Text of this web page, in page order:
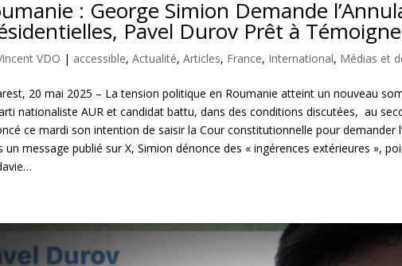
: George Simion Demande
Pavel Durov Prêt à
VDO | accessible, Actualité, Articles, France, International, Médias et
20 mai 2025 – La tension politique en Roumanie atteint un nouveau
nationaliste AUR et candidat battu, dans des conditions discutées, au
ce mardi son intention de saisir la Cour constitutionnelle pour demander
un message publié sur X, Simion dénonce des « ingérences extérieures »,